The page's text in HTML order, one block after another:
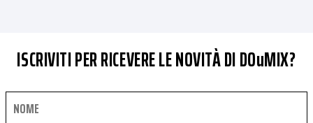
ISCRIVITI PER RICEVERE LE NOVITÀ DI DOuMIX?